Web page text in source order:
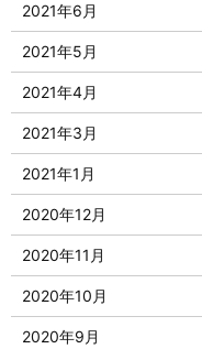
2021年6月
2021年5月
2021年4月
2021年3月
2021年1月
2020年12月
2020年11月
2020年10月
2020年9月